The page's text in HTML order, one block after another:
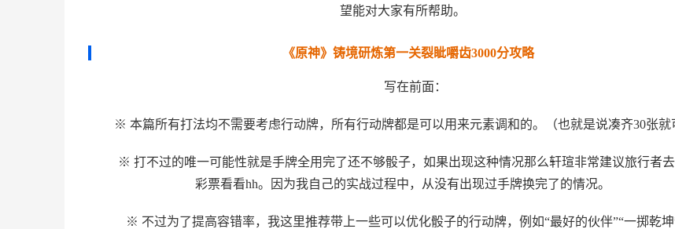
望能对大家有所帮助。
《原神》铸境研炼第一关裂眦嚼齿3000分攻略
写在前面：
※ 本篇所有打法均不需要考虑行动牌，所有行动牌都是可以用来元素调和的。（也就是说凑齐30张就
※ 打不过的唯一可能性就是手牌全用完了还不够骰子，如果出现这种情况那么轩瑄非常建议旅行者
彩票看看hh。因为我自己的实战过程中，从没有出现过手牌换完了的情况。
※ 不过为了提高容错率，我这里推荐带上一些可以优化骰子的行动牌，例如“最好的伙伴”“一掷乾坤